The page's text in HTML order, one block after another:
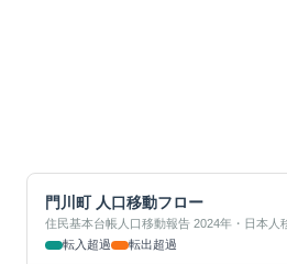
門川町人口移動フロー
住民基本台帳人口移動報告 2024年・日本人
転入超過
転出超過